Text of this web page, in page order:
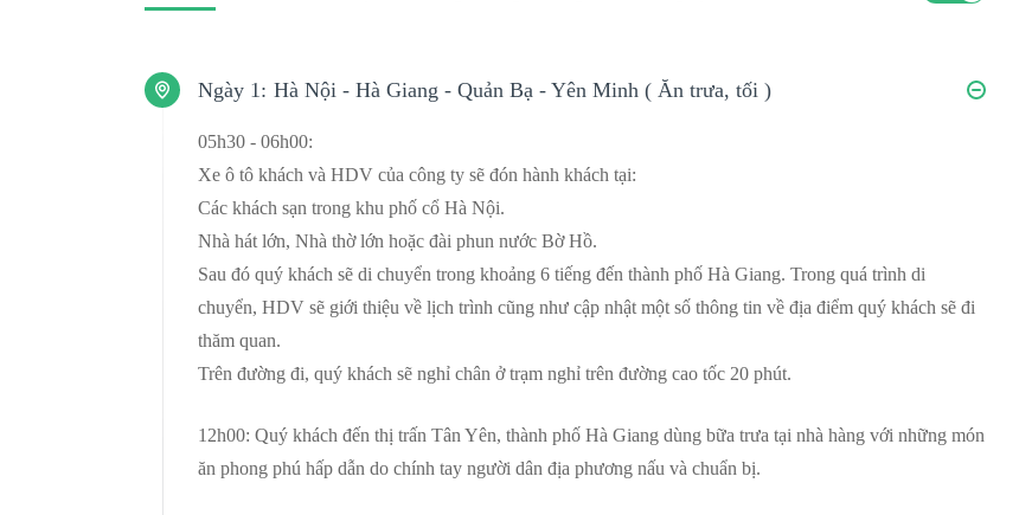
Ngày 1: Hà Nội - Hà Giang - Quản Bạ - Yên Minh ( Ăn trưa, tối )
05h30 - 06h00:
Xe ô tô khách và HDV của công ty sẽ đón hành khách tại:
Các khách sạn trong khu phố cổ Hà Nội.
Nhà hát lớn, Nhà thờ lớn hoặc đài phun nước Bờ Hồ.
Sau đó quý khách sẽ di chuyển trong khoảng 6 tiếng đến thành phố Hà Giang. Trong quá trình di
chuyển, HDV sẽ giới thiệu về lịch trình cũng như cập nhật một số thông tin về địa điểm quý khách sẽ đi
thăm quan.
Trên đường đi, quý khách sẽ nghỉ chân ở trạm nghỉ trên đường cao tốc 20 phút.
12h00: Quý khách đến thị trấn Tân Yên, thành phố Hà Giang dùng bữa trưa tại nhà hàng với những món
ăn phong phú hấp dẫn do chính tay người dân địa phương nấu và chuẩn bị.